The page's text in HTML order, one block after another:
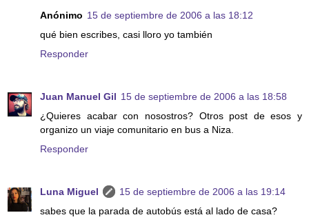
Anónimo 15 de septiembre de 2006 a las 18:12
qué bien escribes, casi lloro yo también
Responder
Juan Manuel Gil 15 de septiembre de 2006 a las 18:58
¿Quieres acabar con nosostros? Otros post de esos y
organizo un viaje comunitario en bus a Niza.
Responder
Luna Miguel
15 de septiembre de 2006 a las 19:14
sabes que la parada de autobús está al lado de casa?